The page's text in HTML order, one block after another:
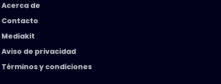
Acerca de
Contacto
Mediakit
Aviso de privacidad
Términos y condiciones